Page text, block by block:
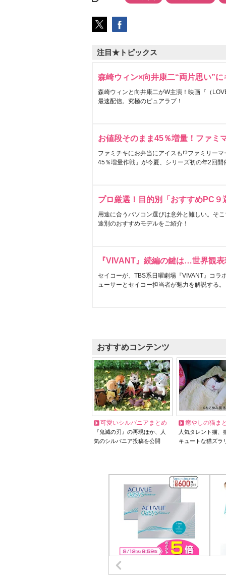
注目★トピックス
森崎ウィン×向井康二“両片思い”
森崎ウィンと向井康二がW主演！映画『（
最速配信。究極のピュアラブ！
お値段そのまま45％増量！ファミ
ファミチキにお弁当にアイスも!?ファミリー
45％増量作戦」が今夏、シリーズ初の年2回開
プロ厳選！目的別「おすすめPC９
用途に合うパソコン選びは意外と難しい。そ
途別のおすすめモデルをご紹介！
『VIVANT』続編の鍵は…世界観
セイコーが、TBS系日曜劇場『VIVANT』コラ
ューサーとセイコー担当者が魅力を解説する。
おすすめコンテンツ
可愛いシルバニアまとめ
『鬼滅の刃』の再現ほか、人
気のシルバニア投稿を公開
癒やしの猫ま
人気タレント猫
キュートな猫ズラ